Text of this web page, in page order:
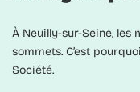
À Neuilly-sur-Seine,
sommets. C’est
Société.